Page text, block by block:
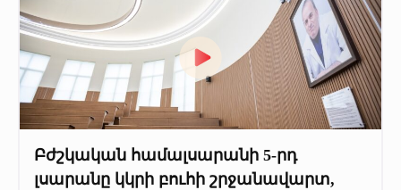
Բժշկական համալսարանի 5-րդ
լսարանը կկրի բուհի շրջանավարտ,